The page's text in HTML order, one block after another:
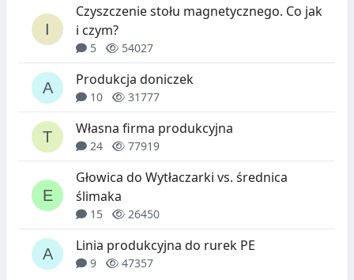
S
Z
T
U
C
Z
N
Y
C
H
D
Ó
W
Czyszczenie stołu magnetycznego. Co jak
i czym?
5 54027
Produkcja doniczek
10 31777
Własna firma produkcyjna
24 77919
Głowica do Wytłaczarki vs. średnica
ślimaka
15 26450
Linia produkcyjna do rurek PE
9 47357